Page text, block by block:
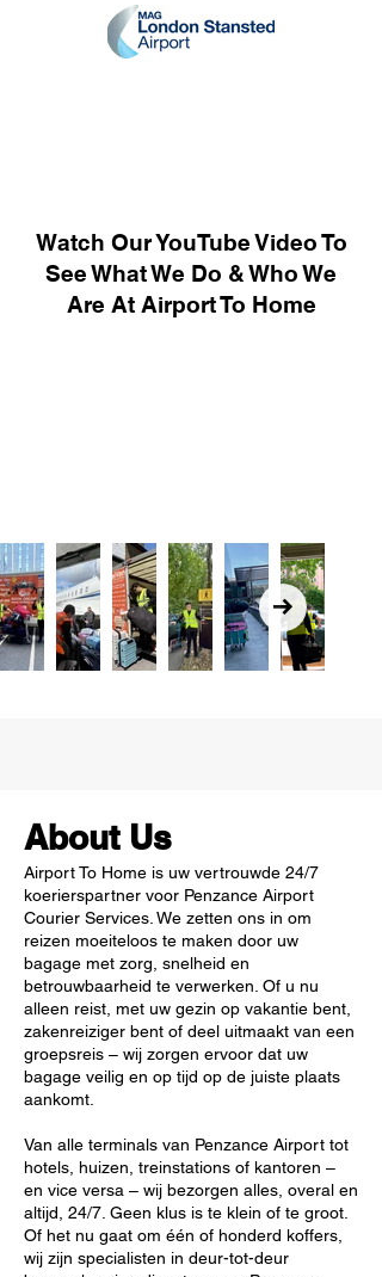
Watch Our YouTube Video To
See What We Do & Who We
Are At Airport To Home
About Us
Airport To Home is uw vertrouwde 24/7
koerierspartner voor Penzance Airport
Courier Services. We zetten ons in om
reizen moeiteloos te maken door uw
bagage met zorg, snelheid en
betrouwbaarheid te verwerken. Of u nu
alleen reist, met uw gezin op vakantie bent,
zakenreiziger bent of deel uitmaakt van een
groepsreis – wij zorgen ervoor dat uw
bagage veilig en op tijd op de juiste plaats
aankomt.
Van alle terminals van Penzance Airport tot
hotels, huizen, treinstations of kantoren –
en vice versa – wij bezorgen alles, overal en
altijd, 24/7. Geen klus is te klein of te groot.
Of het nu gaat om één of honderd koffers,
wij zijn specialisten in deur-tot-deur